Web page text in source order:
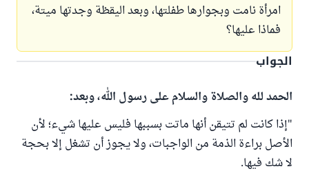
امرأة نامت وبجوارها طفلتها، وبعد اليقظة وجدتها ميتة،
فماذا عليها؟
الجواب
الحمد لله والصلاة والسلام على رسول الله، وبعد:
"إذا كانت لم تتيقن أنها ماتت بسببها فليس عليها شيء؛ لأن
الأصل براءة الذمة من الواجبات، ولا يجوز أن تشغل إلا بحجة
لا شك فيها.